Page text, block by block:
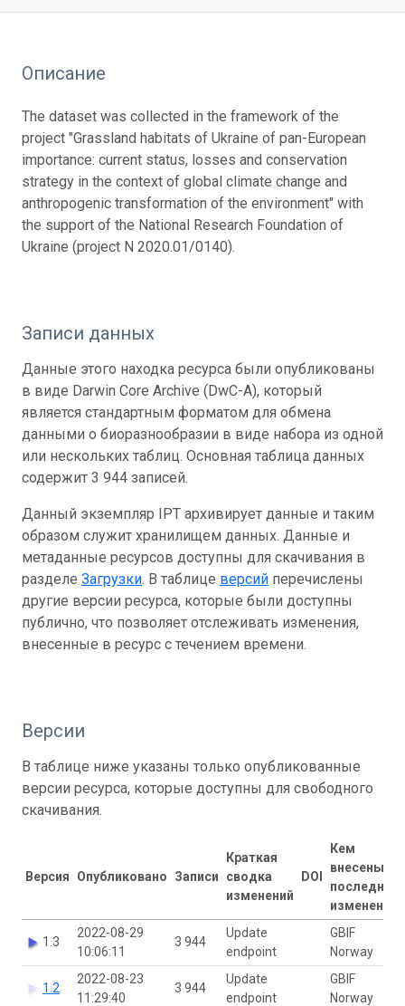
Описание
The dataset was collected in the framework of the
project "Grassland habitats of Ukraine of pan-European
importance: current status, losses and conservation
strategy in the context of global climate change and
anthropogenic transformation of the environment" with
the support of the National Research Foundation of
Ukraine (project N 2020.01/0140).
Записи данных
Данные этого находка ресурса были опубликованы
в виде Darwin Core Archive (DwC-A), который
является стандартным форматом для обмена
данными о биоразнообразии в виде набора из одной
или нескольких таблиц. Основная таблица данных
содержит 3 944 записей.
Данный экземпляр IPT архивирует данные и таким
образом служит хранилищем данных. Данные и
метаданные ресурсов доступны для скачивания в
разделе Загрузки. В таблице версий перечислены
другие версии ресурса, которые были доступны
публично, что позволяет отслеживать изменения,
внесенные в ресурс с течением времени.
Версии
В таблице ниже указаны только опубликованные
версии ресурса, которые доступны для свободного
скачивания.
Версия Опубликовано Записи
Краткая
сводка
изменений
DOI
Кем
внесены
последние
изменения
1.3
2022-08-29
10:06:11
3 944
Update
endpoint
GBIF
Norway
1.2
2022-08-23
11:29:40
3 944
Update
endpoint
GBIF
Norway